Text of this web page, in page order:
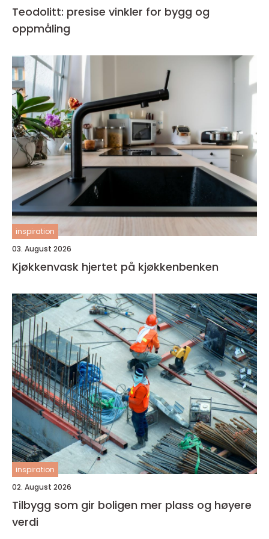
Teodolitt: presise vinkler for bygg og
oppmåling
inspiration
03. August 2026
Kjøkkenvask hjertet på kjøkkenbenken
inspiration
02. August 2026
Tilbygg som gir boligen mer plass og høyere
verdi